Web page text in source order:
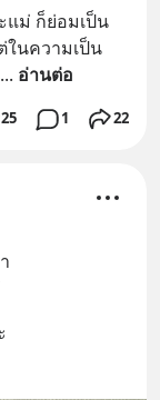
แม่ ก็ย่อมเป็น
นความเป็น
... อ่านต่อ
25 1 22